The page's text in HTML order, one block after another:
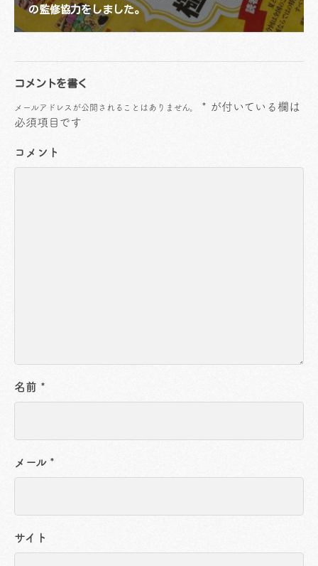
の監修協力をしました。
コメントを書く
メールアドレスが公開されることはありません。 * が付いている欄は
必須項目です
コメント
名前 *
メール *
サイト